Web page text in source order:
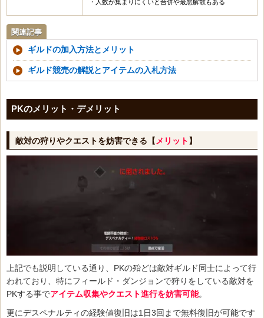
・人数が集まりにくいと合併や最悪解散もある
関連記事
ギルドの加入方法とメリット
ギルド競売の解説とアイテムの入札方法
PKのメリット・デメリット
敵対の狩りやクエストを妨害できる【 メリット】
上記でも説明している通り、PKの殆どは敵対ギルド同士によって行
われており、特にフィールド・ダンジョンで狩りをしている敵対を
PKする事でアイテム収集やクエスト進行を妨害可能。
更にデスペナルティの経験値復旧は1日3回まで無料復旧が可能です